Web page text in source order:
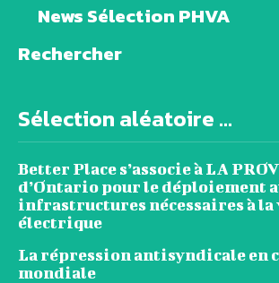
News Sélection PHVA
Rechercher
Sélection aléatoire ...
Better Place s’associe à LA
d’Ontario pour le déploiement
infrastructures nécessaires à
électrique
La répression antisyndicale en
mondiale